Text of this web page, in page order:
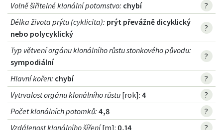
Volně šiřitelné klonální potomstvo: chybí
?
Délka života prýtu (cyklicita): prýt převážně dicyklický
nebo polycyklický
?
Typ větvení orgánu klonálního růstu stonkového původu:
sympodiální
?
Hlavní kořen: chybí
?
Vytrvalost orgánu klonálního růstu [rok]: 4
?
Počet klonálních potomků: 4,8
?
Vzdálenost klonálního šíření[m]: 0,14
?